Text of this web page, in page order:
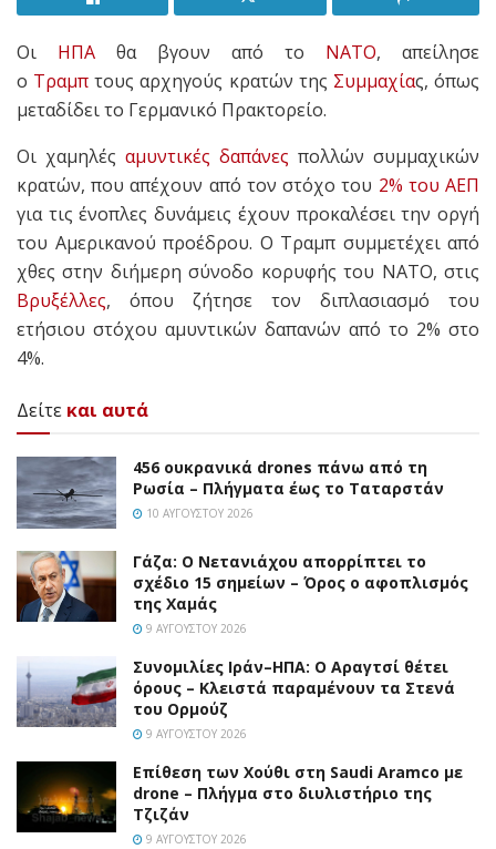
Οι ΗΠΑ θα βγουν από το ΝΑΤΟ, απείλησε
ο Τραμπ τoυς αρχηγούς κρατών της Συμμαχίας, όπως
μεταδίδει το Γερμανικό Πρακτορείο.
Οι χαμηλές αμυντικές δαπάνες πολλών συμμαχικών
κρατών, που απέχουν από τον στόχο του 2% του ΑΕΠ
για τις ένοπλες δυνάμεις έχουν προκαλέσει την οργή
του Αμερικανού προέδρου. Ο Τραμπ συμμετέχει από
χθες στην διήμερη σύνοδο κορυφής του NATO, στις
Βρυξέλλες, όπου ζήτησε τον διπλασιασμό του
ετήσιου στόχου αμυντικών δαπανών από το 2% στο
4%.
Δείτε και αυτά
456 ουκρανικά drones πάνω από τη
Ρωσία – Πλήγματα έως το Ταταρστάν
10 ΑΥΓΟΎΣΤΟΥ 2026
Γάζα: Ο Νετανιάχου απορρίπτει το
σχέδιο 15 σημείων – Όρος ο αφοπλισμός
της Χαμάς
9 ΑΥΓΟΎΣΤΟΥ 2026
Συνομιλίες Ιράν–ΗΠΑ: Ο Αραγτσί θέτει
όρους – Κλειστά παραμένουν τα Στενά
του Ορμούζ
9 ΑΥΓΟΎΣΤΟΥ 2026
Επίθεση των Χούθι στη Saudi Aramco με
drone – Πλήγμα στο διυλιστήριο της
Τζιζάν
9 ΑΥΓΟΎΣΤΟΥ 2026